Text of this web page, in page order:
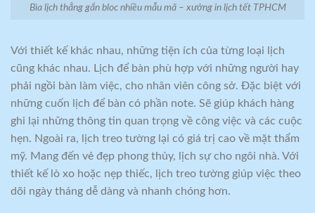
Bìa lịch thẳng gắn bloc nhiều mẫu mã – xưởng in lịch tết TPHCM
Với thiết kế khác nhau, những tiện ích của từng loại lịch
cũng khác nhau. Lịch để bàn phù hợp với những người hay
phải ngồi bàn làm việc, cho nhân viên công sở. Đặc biệt với
những cuốn lịch để bàn có phần note. Sẽ giúp khách hàng
ghi lại những thông tin quan trọng về công việc và các cuộc
hẹn. Ngoài ra, lịch treo tường lại có giá trị cao về mặt thẩm
mỹ. Mang đến vẻ đẹp phong thủy, lịch sự cho ngôi nhà. Với
thiết kế lò xo hoặc nẹp thiếc, lịch treo tường giúp việc theo
dõi ngày tháng dễ dàng và nhanh chóng hơn.